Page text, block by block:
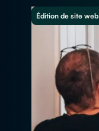
Édition de site web